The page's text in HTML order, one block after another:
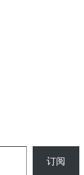
订阅